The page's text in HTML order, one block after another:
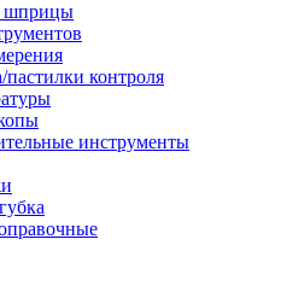
шприцы
пастилки контроля
инструменты